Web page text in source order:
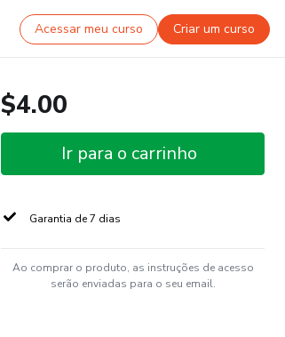
Acessar meu curso Criar um curso
$4.00
Ir para o carrinho
Garantia de 7 dias
Ao comprar o produto, as instruções de acesso
serão enviadas para o seu email.